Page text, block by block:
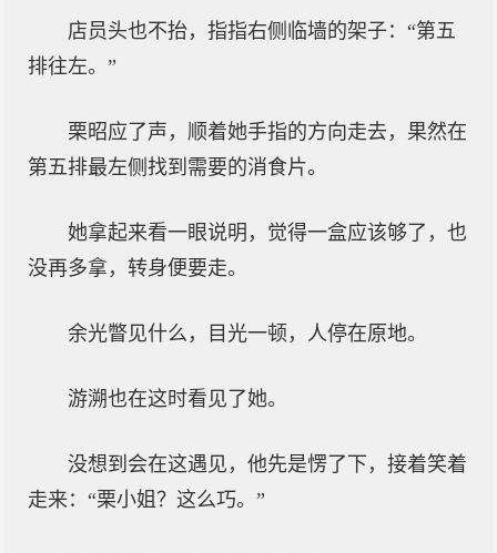
店员头也不抬，指指右侧临墙的架子：“第五
排往左。”
栗昭应了声，顺着她手指的方向走去，果然在
第五排最左侧找到需要的消食片。
她拿起来看一眼说明，觉得一盒应该够了，也
没再多拿，转身便要走。
余光瞥见什么，目光一顿，人停在原地。
游溯也在这时看见了她。
没想到会在这遇见，他先是愣了下，接着笑着
走来：“栗小姐？这么巧。”